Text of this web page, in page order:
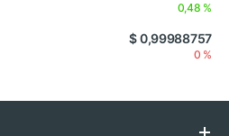
0,48 %
$ 0,99988757
0 %